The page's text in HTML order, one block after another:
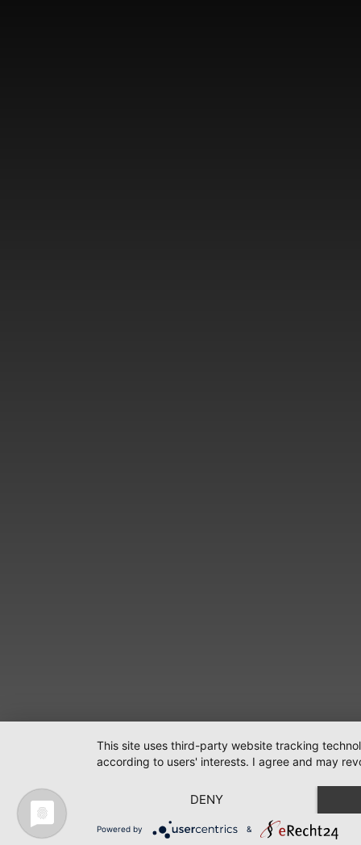
This site uses third-party website tracking
according to users' interests. I agree and may
DENY
Powered by &